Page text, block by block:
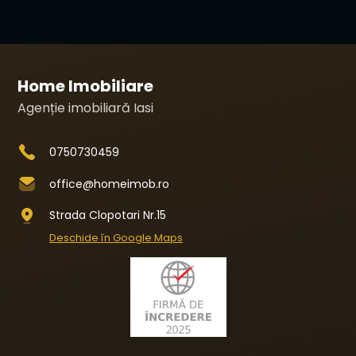
Home Imobiliare
Agenție imobiliară Iasi
0750730459
office@homeimob.ro
Strada Clopotari Nr.15
Deschide în Google Maps